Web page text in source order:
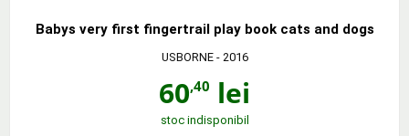
Babys very first fingertrail play book cats and dogs
USBORNE- 2016
60,40 lei
stoc indisponibil